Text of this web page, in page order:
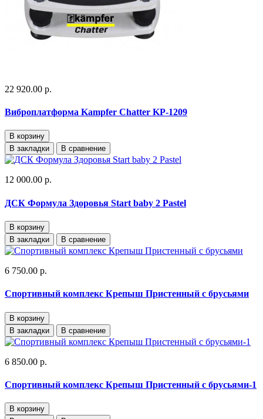
22 920.00 р.
Виброплатформа Kampfer Chatter KP-1209
В корзину
В закладки
В сравнение
12 000.00 р.
ДСК Формула Здоровья Start baby 2 Pastel
В корзину
В закладки
В сравнение
6 750.00 р.
Спортивный комплекс Крепыш Пристенный с брусьями
В корзину
В закладки
В сравнение
6 850.00 р.
Спортивный комплекс Крепыш Пристенный с брусьями-1
В корзину